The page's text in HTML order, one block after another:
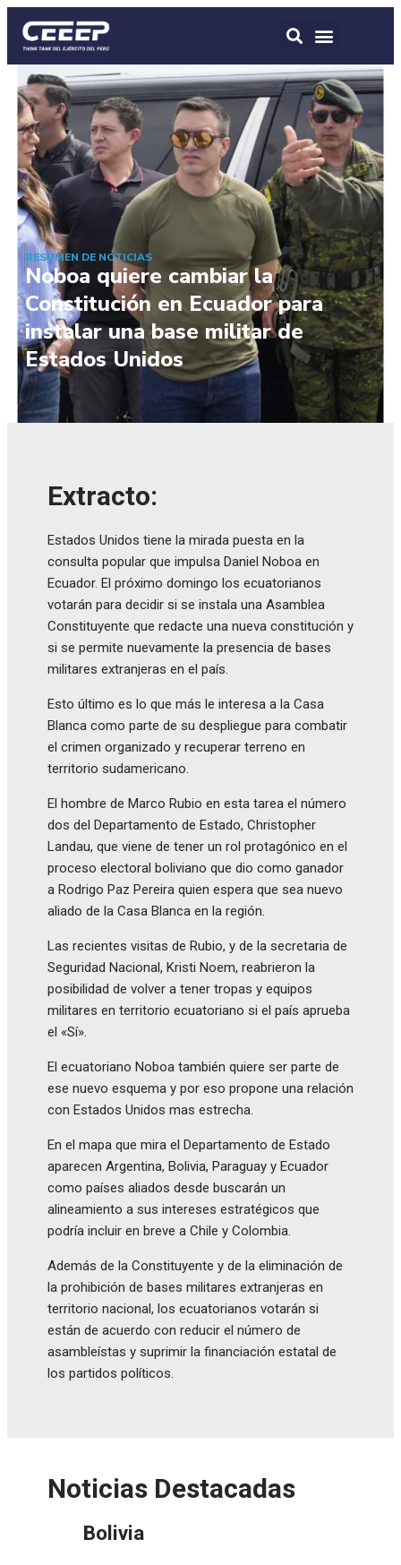
RESUMEN DE NOTICIAS
Noboa quiere cambiar la
Constitución en Ecuador para
instalar una base militar de
Estados Unidos
Extracto:
Estados Unidos tiene la mirada puesta en la
consulta popular que impulsa Daniel Noboa en
Ecuador. El próximo domingo los ecuatorianos
votarán para decidir si se instala una Asamblea
Constituyente que redacte una nueva constitución y
si se permite nuevamente la presencia de bases
militares extranjeras en el país.
Esto último es lo que más le interesa a la Casa
Blanca como parte de su despliegue para combatir
el crimen organizado y recuperar terreno en
territorio sudamericano.
El hombre de Marco Rubio en esta tarea el número
dos del Departamento de Estado, Christopher
Landau, que viene de tener un rol protagónico en el
proceso electoral boliviano que dio como ganador
a Rodrigo Paz Pereira quien espera que sea nuevo
aliado de la Casa Blanca en la región.
Las recientes visitas de Rubio, y de la secretaria de
Seguridad Nacional, Kristi Noem, reabrieron la
posibilidad de volver a tener tropas y equipos
militares en territorio ecuatoriano si el país aprueba
el «Sí».
El ecuatoriano Noboa también quiere ser parte de
ese nuevo esquema y por eso propone una relación
con Estados Unidos mas estrecha.
En el mapa que mira el Departamento de Estado
aparecen Argentina, Bolivia, Paraguay y Ecuador
como países aliados desde buscarán un
alineamiento a sus intereses estratégicos que
podría incluir en breve a Chile y Colombia.
Además de la Constituyente y de la eliminación de
la prohibición de bases militares extranjeras en
territorio nacional, los ecuatorianos votarán si
están de acuerdo con reducir el número de
asambleístas y suprimir la financiación estatal de
los partidos políticos.
Noticias Destacadas
Bolivia